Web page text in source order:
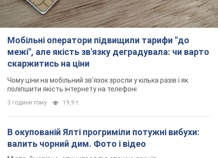
3 години тому 19,9 т.
В окупованій Ялті прогриміли потужні вибухи:
валить чорний дим. Фото і відео
Місто, ймовірно, опинилося під атакою дронів
годину тому 2,5 т.
У Коблевому на Миколаївщині стався вибух у
морі: загинув чоловік, є постраждалі
Чоловік, ймовірно, підірвався на морській міні
2 години тому 3,2 т.